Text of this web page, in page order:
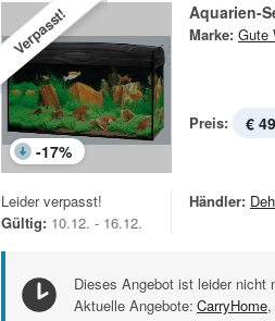
Verpasst!
-17%
Aquarien-
Marke: Gute
Preis: €
Leider verpasst!
Gültig: 10.12. - 16.12.
Händler:
Dieses Angebot ist leider nicht
Aktuelle Angebote: CarryHome,